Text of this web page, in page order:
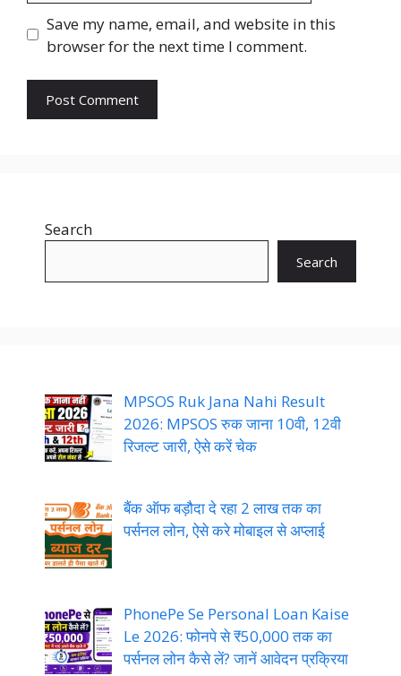
Save my name, email, and website in this
browser for the next time I comment.
Search
Search
MPSOS Ruk Jana Nahi Result
2026: MPSOS रुक जाना 10वी, 12वी
रिजल्ट जारी, ऐसे करें चेक
बैंक ऑफ बड़ौदा दे रहा 2 लाख तक का
पर्सनल लोन, ऐसे करे मोबाइल से अप्लाई
PhonePe Se Personal Loan Kaise
Le 2026: फोनपे से ₹50,000 तक का
पर्सनल लोन कैसे लें? जानें आवेदन प्रक्रिया